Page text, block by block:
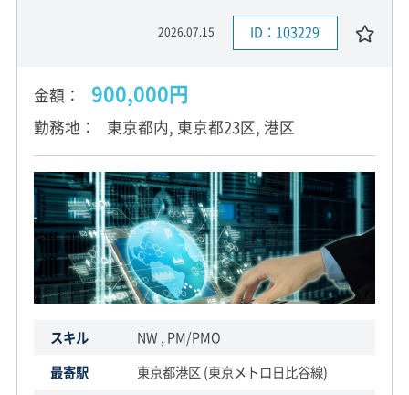
2026.07.15 ID：103229
金額 900,000円
勤務地 東京都内, 東京都23区, 港区
スキル
NW , PM/PMO
最寄駅
東京都港区 (東京メトロ日比谷線)